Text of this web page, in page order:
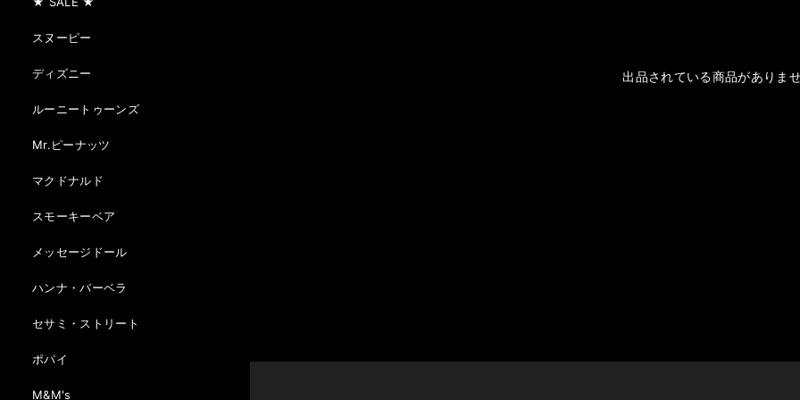
スヌーピー
ディズニー
ルーニートゥーンズ
Mr.ピーナッツ
マクドナルド
スモーキーベア
メッセージドール
ハンナ・バーベラ
セサミ・ストリート
ポパイ
M&M's
出品されている商品がありま